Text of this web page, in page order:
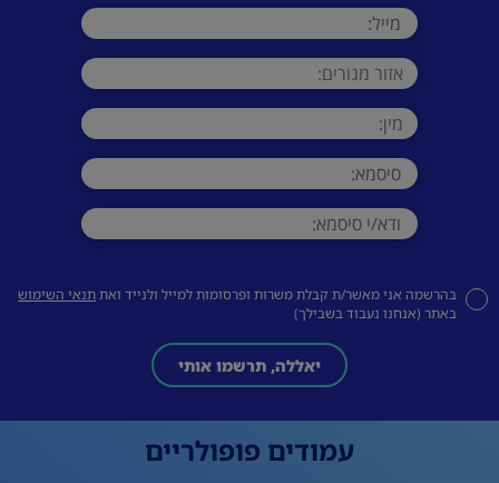
בהרשמה אני מאשר/ת קבלת משרות ופרסומות למייל ולנייד ואתתנאי השימוש
באתר (אנחנו נעבוד בשבילך)
יאללה, תרשמו אותי
עמודים פופולריים